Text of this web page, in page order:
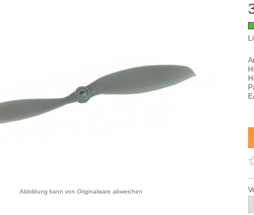
Abbildung kann von Originalware abweichen